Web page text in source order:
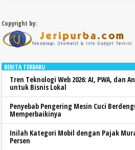
Copyright by:
BERITA TERBARU
Tren Teknologi Web 2026: AI, PWA, dan
untuk Bisnis Lokal
Penyebab Pengering Mesin Cuci
Memperbaikinya
Inilah Kategori Mobil dengan Pajak
Persen